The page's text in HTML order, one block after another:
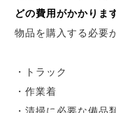
どの費用がかかりま
物品を購入する必要
・トラック
・作業着